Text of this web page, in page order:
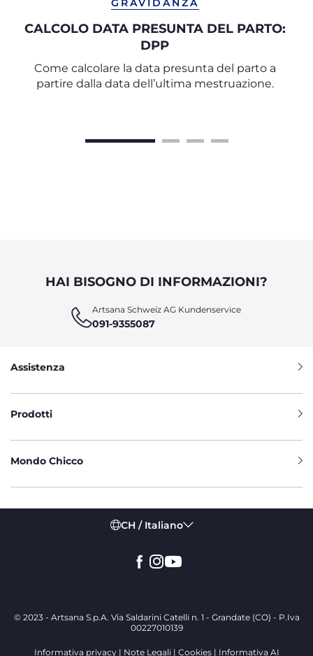
GRAVIDANZA
CALCOLO DATA PRESUNTA DEL PARTO:
DPP
Come calcolare la data presunta del parto a
partire dalla data dell’ultima mestruazione.
HAI BISOGNO DI INFORMAZIONI?
Artsana Schweiz AG Kundenservice
091-9355087
Assistenza
Prodotti
Mondo Chicco
CH / Italiano
© 2023 - Artsana S.p.A. Via Saldarini Catelli n. 1 - Grandate (CO) - P.Iva
00227010139
Informativa privacy Note Legali Cookies Informativa AI